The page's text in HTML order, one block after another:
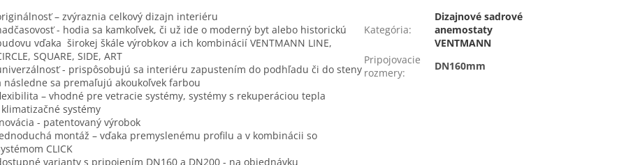
– zvýraznia celkový dizajn interiéru
- hodia sa kamkoľvek, či už ide o moderný byt alebo historickú
vďaka širokej škále výrobkov a ich kombinácií VENTMANN LINE,
SQUARE, SIDE, ART
- prispôsobujú sa interiéru zapustením do podhľadu či do steny
následne sa premaľujú akoukoľvek farbou
– vhodné pre vetracie systémy, systémy s rekuperáciou tepla
systémy
- patentovaný výrobok
montáž – vďaka premyslenému profilu a v kombinácii so
CLICK
varianty s pripojením DN160 a DN200 - na objednávku
Kategória:
Dizajnové sadrové
anemostaty
VENTMANN
Pripojovacie
rozmery:
DN160mm